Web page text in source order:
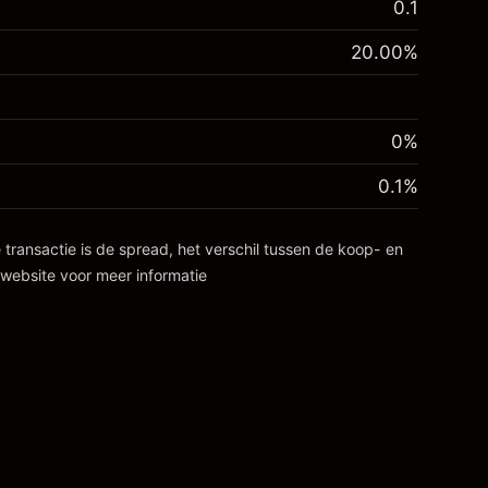
0.1
20.00%
0%
0.1%
is de spread, het verschil tussen de koop- en
voor meer informatie